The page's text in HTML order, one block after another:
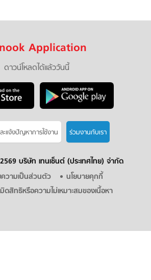
Application
ดาวน์โหลดได้แล้ววันนี้
ะแจ้งปัญหาการใช้งาน ร่วมงานกับเรา
2569 บริษัท เทนเซ็นต์ (ประเทศไทย) จำกัด
วามเป็นส่วนตัว
นโยบายคุกกี้
มิดสิทธิหรือความไม่เหมาะสมของเนื้อหา